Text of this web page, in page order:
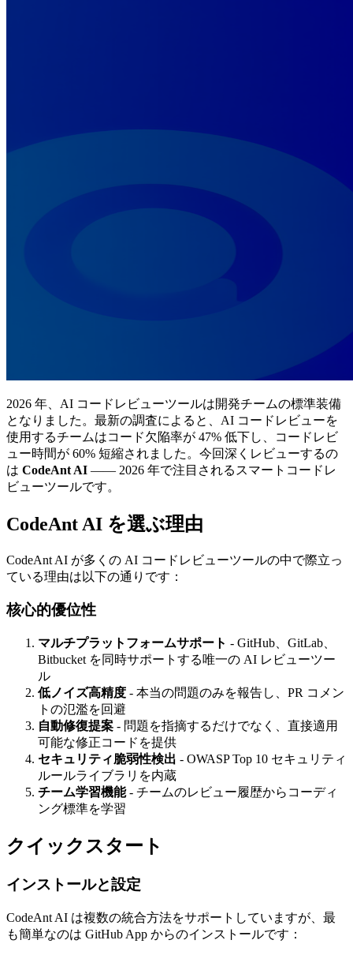
2026 年、AI コードレビューツールは開発チームの標準装備
となりました。最新の調査によると、AI コードレビューを
使用するチームはコード欠陥率が 47% 低下し、コードレビ
ュー時間が 60% 短縮されました。今回深くレビューするの
は CodeAnt AI —— 2026 年で注目されるスマートコードレ
ビューツールです。
CodeAnt AI を選ぶ理由
CodeAnt AI が多くの AI コードレビューツールの中で際立っ
ている理由は以下の通りです：
核心的優位性
マルチプラットフォームサポート - GitHub、GitLab、
Bitbucket を同時サポートする唯一の AI レビューツー
ル
低ノイズ高精度 - 本当の問題のみを報告し、PR コメン
トの氾濫を回避
自動修復提案 - 問題を指摘するだけでなく、直接適用
可能な修正コードを提供
セキュリティ脆弱性検出 - OWASP Top 10 セキュリティ
ルールライブラリを内蔵
チーム学習機能- チームのレビュー履歴からコーディ
ング標準を学習
クイックスタート
インストールと設定
CodeAnt AI は複数の統合方法をサポートしていますが、最
も簡単なのは GitHub App からのインストールです：